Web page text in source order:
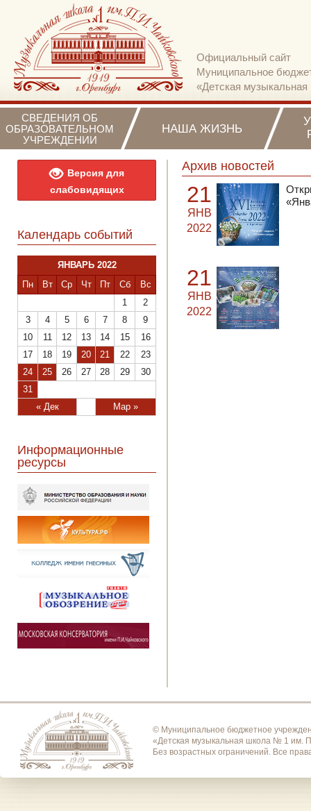
Официальный сайт
Муниципальное
«Детская
СВЕДЕНИЯ ОБ
ОБРАЗОВАТЕЛЬНОМ
УЧРЕЖДЕНИИ
НАША ЖИЗНЬ
Версия для
слабовидящих
Календарь событий
ЯНВАРЬ 2022
Пн
Вт Ср Чт Пт Сб Вс
« Дек Мар »
1
2
3
4 5 6 7 8
9
10
11 12 13 14 15
16
17
18 19 20 21 22
23
24
25 26 27 28 29
30
31
Информационные
ресурсы
Архив новостей
21
ЯНВ
2022
21
ЯНВ
2022
© Муниципальное бюджетное
«Детская музыкальная школа № 1 им.
Без возрастных ограничений. Все